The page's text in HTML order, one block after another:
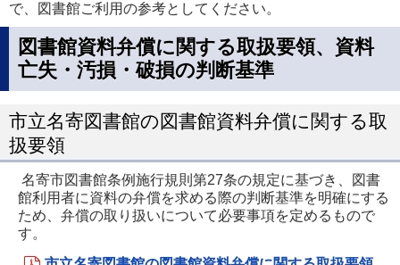
で、図書館ご利用の参考としてください。
図書館資料弁償に関する取扱要領、資料
亡失・汚損・破損の判断基準
市立名寄図書館の図書館資料弁償に関する取
扱要領
名寄市図書館条例施行規則第27条の規定に基づき、図書
館利用者に資料の弁償を求める際の判断基準を明確にする
ため、弁償の取り扱いについて必要事項を定めるもので
す。